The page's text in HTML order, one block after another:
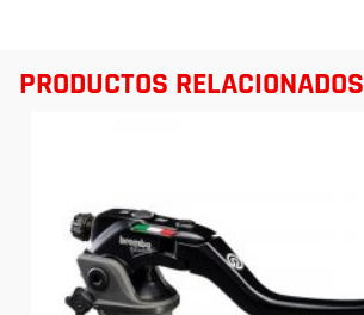
PRODUCTOS RELACIONADOS